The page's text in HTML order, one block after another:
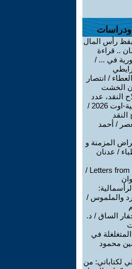
رأس المال
.. قراءة
في ... /
/ انتصار
الخشت
النقد، عدد
جوان-جويلية-اوت 2026 /
/ أحمد
المزمنة و
/ عدنان
Letters from the East /
والملموس /
الساق / د.
في
محمود
لكتاباتي: من